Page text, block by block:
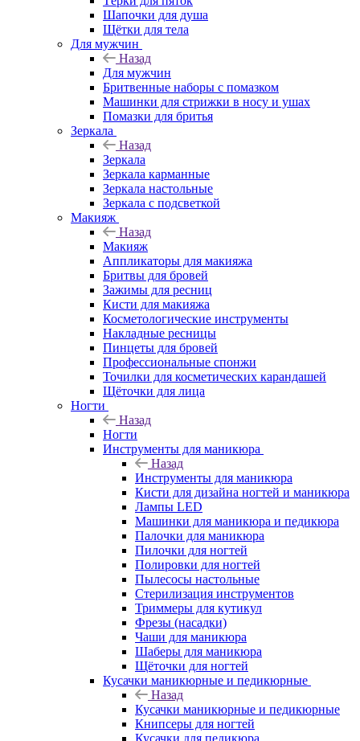
Шапочки для душа
Щётки для тела
Для мужчин
Назад
Для мужчин
Бритвенные наборы с помазком
Машинки для стрижки в носу и ушах
Помазки для бритья
Зеркала
Назад
Зеркала
Зеркала карманные
Зеркала настольные
Зеркала с подсветкой
Макияж
Назад
Макияж
Аппликаторы для макияжа
Бритвы для бровей
Зажимы для ресниц
Кисти для макияжа
Косметологические инструменты
Накладные ресницы
Пинцеты для бровей
Профессиональные спонжи
Точилки для косметических карандашей
Щёточки для лица
Ногти
Назад
Ногти
Инструменты для маникюра
Назад
Инструменты для маникюра
Кисти для дизайна ногтей и маникюра
Лампы LED
Машинки для маникюра и педикюра
Палочки для маникюра
Пилочки для ногтей
Полировки для ногтей
Пылесосы настольные
Стерилизация инструментов
Триммеры для кутикул
Фрезы (насадки)
Чаши для маникюра
Шаберы для маникюра
Щёточки для ногтей
Кусачки маникюрные и педикюрные
Назад
Кусачки маникюрные и педикюрные
Книпсеры для ногтей
Кусачки для педикюра